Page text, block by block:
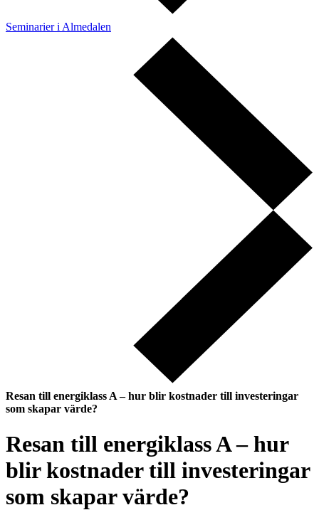
Seminarier i Almedalen
Resan till energiklass A – hur blir kostnader till investeringar
som skapar värde?
Resan till energiklass A – hur
blir kostnader till investeringar
som skapar värde?